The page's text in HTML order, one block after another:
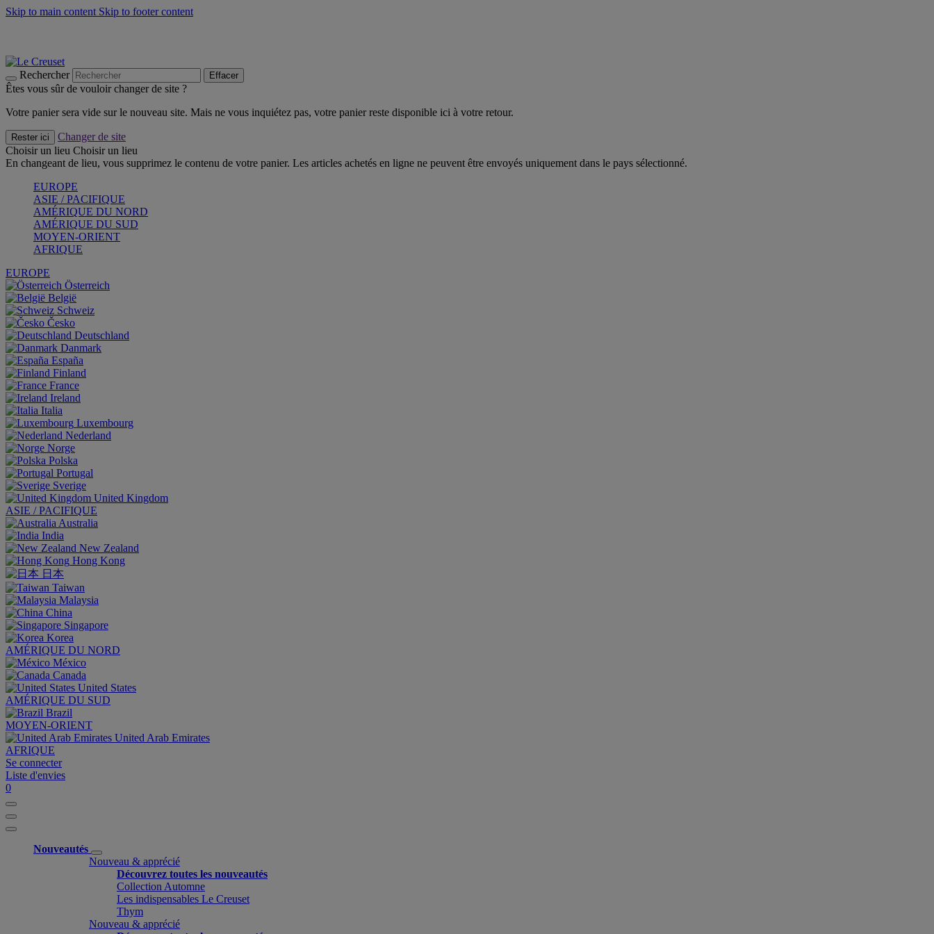
Skip to main content Skip to footer content
Rechercher Effacer
Êtes vous sûr de vouloir changer de site ?
Votre panier sera vide sur le nouveau site. Mais ne vous inquiétez pas, votre panier reste disponible ici à votre retour.
Rester ici
Changer de site
Choisir un lieu Choisir un lieu
En changeant de lieu, vous supprimez le contenu de votre panier. Les articles achetés en ligne ne peuvent être envoyés uniquement dans le pays sélectionné.
EUROPE
ASIE / PACIFIQUE
AMÉRIQUE DU NORD
AMÉRIQUE DU SUD
MOYEN-ORIENT
AFRIQUE
EUROPE
Österreich
België
Schweiz
Česko
Deutschland
Danmark
España
Finland
France
Ireland
Italia
Luxembourg
Nederland
Norge
Polska
Portugal
Sverige
United Kingdom
ASIE / PACIFIQUE
Australia
India
New Zealand
Hong Kong
日本
Taiwan
Malaysia
China
Singapore
Korea
AMÉRIQUE DU NORD
México
Canada
United States
AMÉRIQUE DU SUD
Brazil
MOYEN-ORIENT
United Arab Emirates
AFRIQUE
Se connecter
Liste d'envies
0
Nouveautés
Nouveau & apprécié
Découvrez toutes les nouveautés
Collection Automne
Les indispensables Le Creuset
Thym
Nouveau & apprécié